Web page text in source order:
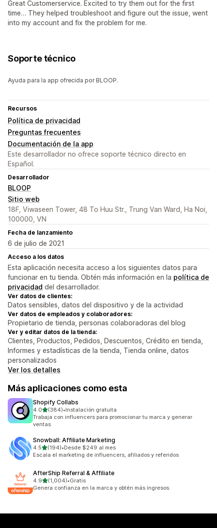
Great Customerservice. Excited to try them out for the first
time… They helped troubleshoot and figure out the issue, went
into my account and fix the problem for me.
Soporte técnico
Ayuda para la app ofrecida por BLOOP.
Recursos
Política de privacidad
Preguntas frecuentes
Documentación de la app
Este desarrollador no ofrece soporte técnico directo en
Español.
Desarrollador
BLOOP
Sitio web
18F, Viwaseen Tower, 48 To Huu Str., Trung Van Ward, Ha Noi,
100000, VN
Fecha de lanzamiento
6 de julio de 2021
Acceso a los datos
Esta aplicación necesita acceso a los siguientes datos para
funcionar en tu tienda. Obtén más información en la política de
privacidad del desarrollador.
Ver datos de clientes:
Datos sensibles, datos del dispositivo y de la actividad
Ver datos de empleados y colaboradores:
Propietario de tienda, personas colaboradoras del blog
Ver y editar datos de la tienda:
Clientes, Productos, Pedidos, Descuentos, Crédito en tienda,
Informes y estadísticas de la tienda, Tienda online, datos
personalizados
Ver los detalles
Más aplicaciones como esta
Shopify Collabs
4.0de 5 estrellas
(384)
384 reseñas en total
•Instalación gratuita
Trabaja con influencers para promocionar tu marca y generar
ventas
Snowball: Affiliate Marketing
4.5de 5 estrellas
(194)
194 reseñas en total
•Desde $249 al mes
Escala el marketing de influencers, afiliados y referidos
AfterShip Referral & Affiliate
4.9de 5 estrellas
(1,004)
1004 reseñas en total
•Gratis
Genera confianza en la marca y obtén más ingresos.